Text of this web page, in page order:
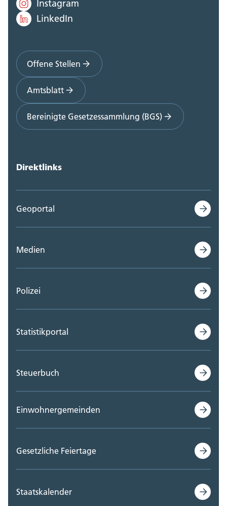
Instagram
LinkedIn
Offene Stellen
Amtsblatt
Bereinigte Gesetzessammlung (BGS)
Direktlinks
Geoportal
Medien
Polizei
Statistikportal
Steuerbuch
Einwohnergemeinden
Gesetzliche Feiertage
Staatskalender